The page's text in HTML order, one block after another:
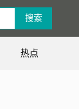
热点